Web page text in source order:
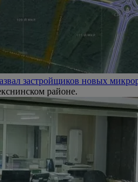
застройщиков новых
районе.